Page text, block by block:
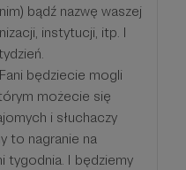
bądź nazwę waszej
instytucji, itp. I
będziecie mogli
możecie się
i słuchaczy
to nagranie na
tygodnia. I będziemy